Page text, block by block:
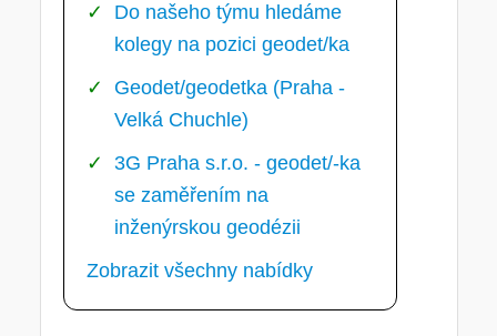
Do našeho týmu hledáme
kolegy na pozici geodet/ka
Geodet/geodetka (Praha -
Velká Chuchle)
3G Praha s.r.o. - geodet/-ka
se zaměřením na
inženýrskou geodézii
Zobrazit všechny nabídky